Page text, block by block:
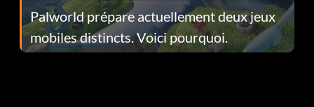
Palworld prépare actuellement deux jeux
mobiles distincts. Voici pourquoi.